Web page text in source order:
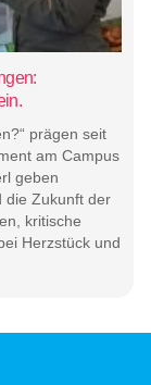
prägen seit
am Campus
geben
die Zukunft der
kritische
Herzstück und